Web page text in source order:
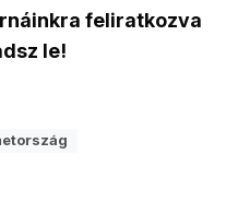
feliratkozva
le!